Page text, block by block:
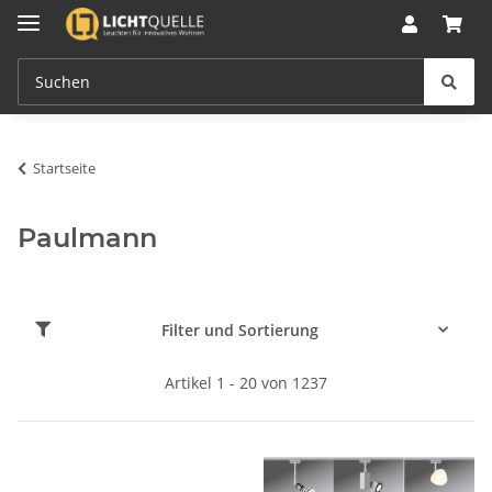
Startseite
Paulmann
Filter und Sortierung
Artikel 1 - 20 von 1237